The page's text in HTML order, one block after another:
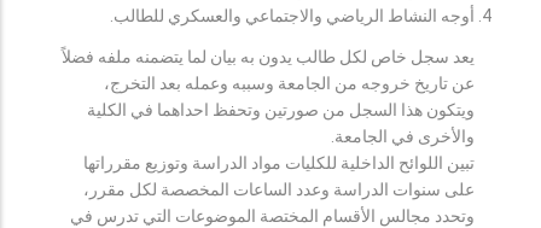
أوجه النشاط الرياضي والاجتماعي والعسكري للطالب.
يعد سجل خاص لكل طالب يدون به بيان لما يتضمنه ملفه فضلاً
عن تاريخ خروجه من الجامعة وسببه وعمله بعد التخرج،
ويتكون هذا السجل من صورتين وتحفظ احداهما في الكلية
والأخرى في الجامعة.
تبين اللوائح الداخلية للكليات مواد الدراسة وتوزيع مقرراتها
على سنوات الدراسة وعدد الساعات المخصصة لكل مقرر،
وتحدد مجالس الأقسام المختصة الموضوعات التي تدرس في